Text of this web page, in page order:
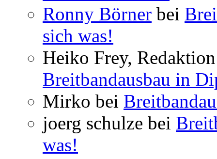
Ronny Börner bei
sich was!
Heiko Frey,
Breitbandausbau in
Mirko bei
joerg schulze bei
was!